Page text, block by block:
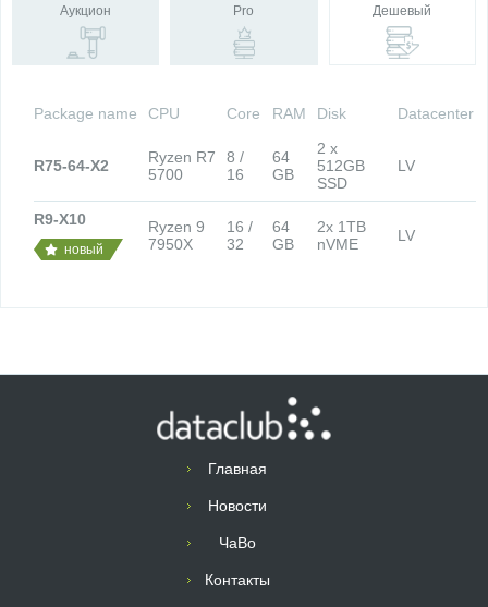
Аукцион Pro Дешевый
Package name CPU Core RAM Disk Datacenter
R75-64-X2
Ryzen R7
5700
8 /
16
64
GB
2 x
512GB
SSD
LV
R9-X10
новый
Ryzen 9
7950X
16 /
32
64
GB
2x 1TB
nVME
LV
Главная
Новости
ЧаВо
Контакты